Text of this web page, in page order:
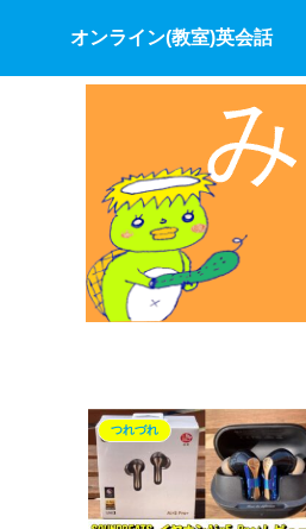
オンライン(教室)英会話
つれづれ